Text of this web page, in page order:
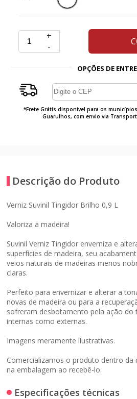
+
-
OPÇÕES DE
*Frete Grátis disponível para os
Guarulhos, com envio via
Descrição do Produto
Verniz Suvinil Tingidor Brilho 0,9 L
Valoriza a madeira!
Suvinil Verniz Tingidor enverniza e
superfícies de madeira, seu
veios naturais de madeiras menos
claras.
Perfeito para envernizar e alterar a
novas de madeira ou para a
sofreram desbotamento pela ação
internas como externas.
Imagens meramente ilustrativas.
Comercializamos o produto dentro da
na embalagem ao recebê-lo.
Especificações técnicas